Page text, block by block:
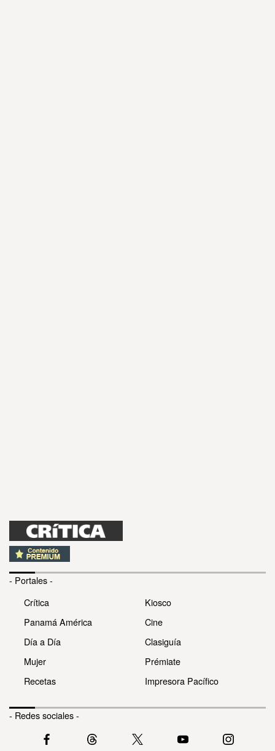
- Portales -
Crítica
Panamá América
Día a Día
Mujer
Recetas
Kiosco
Cine
Clasiguía
Prémiate
Impresora Pacífico
- Redes sociales -